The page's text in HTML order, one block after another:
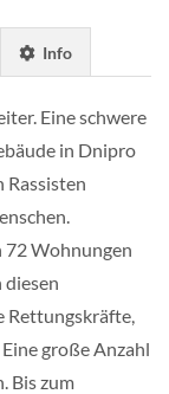
Info
Eine schwere
in Dnipro
Rassisten
72 Wohnungen
diesen
Rettungskräfte,
große Anzahl
Bis zum